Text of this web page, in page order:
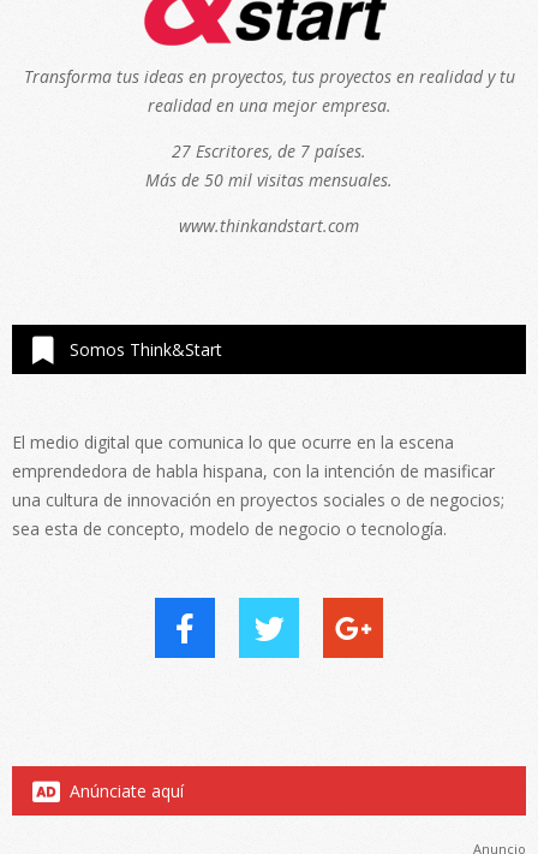
Transforma tus ideas en proyectos, tus proyectos en realidad y tu
realidad en una mejor empresa.
27 Escritores, de 7 países.
Más de 50 mil visitas mensuales.
www.thinkandstart.com
Somos Think&Start
El medio digital que comunica lo que ocurre en la escena
emprendedora de habla hispana, con la intención de masificar
una cultura de innovación en proyectos sociales o de negocios;
sea esta de concepto, modelo de negocio o tecnología.
Anúnciate aquí
Anuncio